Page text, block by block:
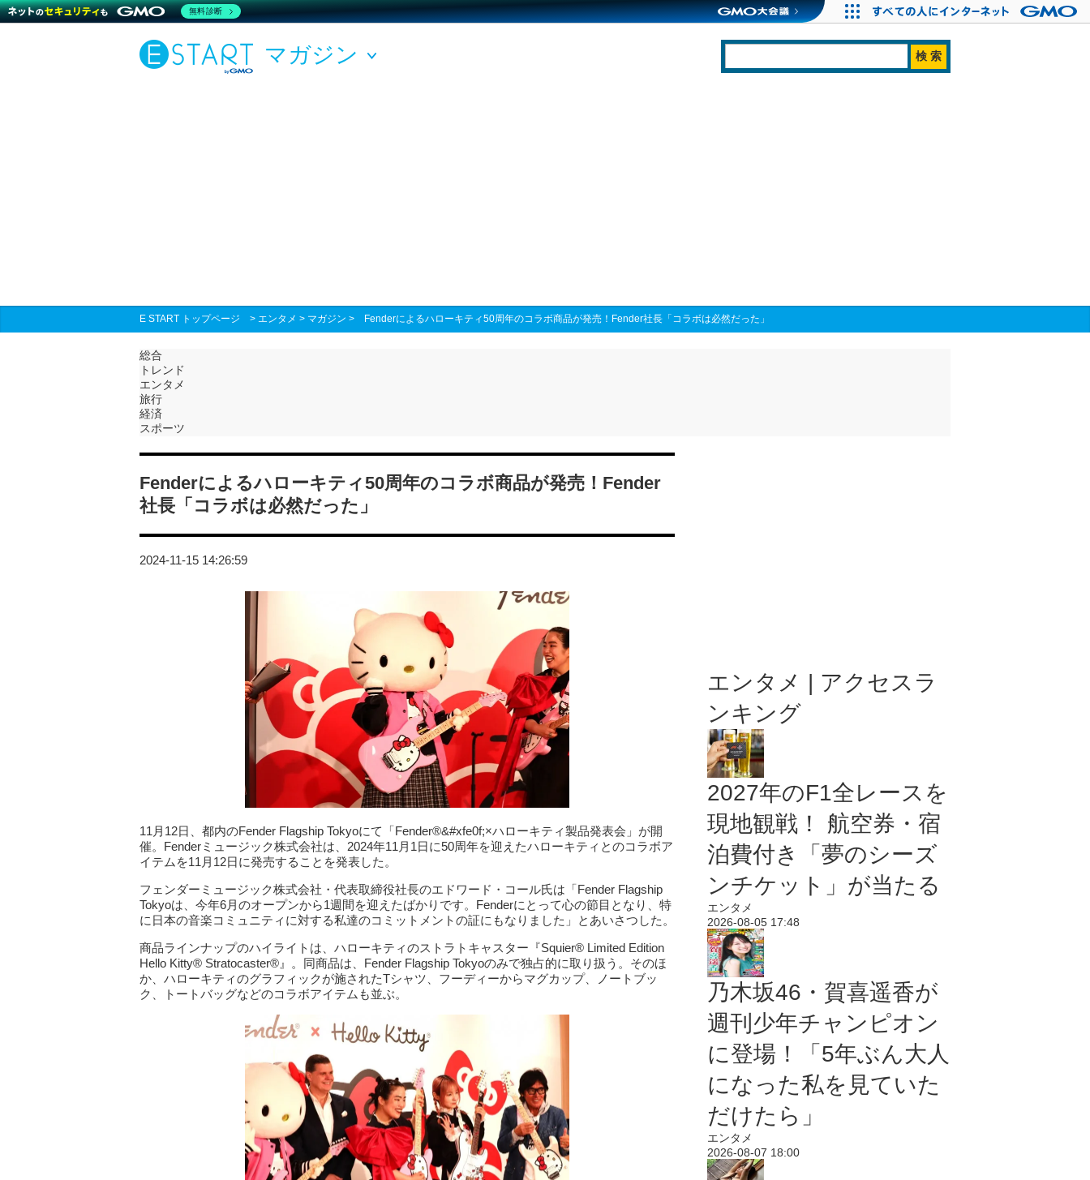
マガジン
E START トップページ > エンタメ > マガジン > Fenderによるハローキティ50周年のコラボ商品が発売！Fender社長「コラボは必然だった」
総合
トレンド
エンタメ
旅行
経済
スポーツ
Fenderによるハローキティ50周年のコラボ商品が発売！Fender
社長「コラボは必然だった」
2024-11-15 14:26:59
11月12日、都内のFender Flagship Tokyoにて「Fender®&#xfe0f;×ハローキティ製品発表会」が開
催。Fenderミュージック株式会社は、2024年11月1日に50周年を迎えたハローキティとのコラボア
イテムを11月12日に発売することを発表した。
フェンダーミュージック株式会社・代表取締役社長のエドワード・コール氏は「Fender Flagship
Tokyoは、今年6月のオープンから1週間を迎えたばかりです。Fenderにとって心の節目となり、特
に日本の音楽コミュニティに対する私達のコミットメントの証にもなりました」とあいさつした。
商品ラインナップのハイライトは、ハローキティのストラトキャスター『Squier® Limited Edition
Hello Kitty® Stratocaster®』。同商品は、Fender Flagship Tokyoのみで独占的に取り扱う。そのほ
か、ハローキティのグラフィックが施されたTシャツ、フーディーからマグカップ、ノートブッ
ク、トートバッグなどのコラボアイテムも並ぶ。
エンタメ | アクセスラ
ンキング
2027年のF1全レースを
現地観戦！ 航空券・宿
泊費付き「夢のシーズ
ンチケット」が当たる
エンタメ
2026-08-05 17:48
乃木坂46・賀喜遥香が
週刊少年チャンピオン
に登場！「5年ぶん大人
になった私を見ていた
だけたら」
エンタメ
2026-08-07 18:00
無料診断